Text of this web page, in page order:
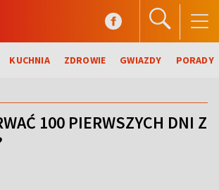
KUCHNIA ZDROWIE GWIAZDY PORADY
100 PIERWSZYCH DNI Z